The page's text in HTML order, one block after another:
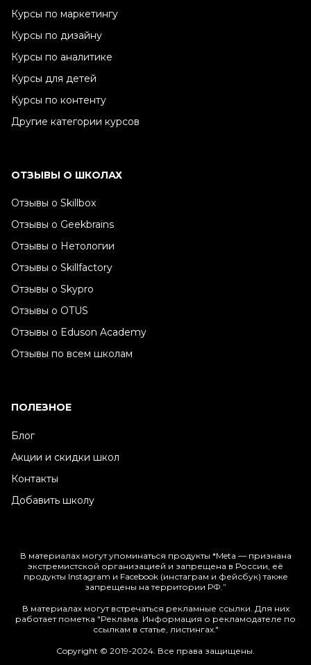
Курсы по маркетингу
Курсы по дизайну
Курсы по аналитике
Курсы для детей
Курсы по контенту
Другие категории курсов
ОТЗЫВЫ О ШКОЛАХ
Отзывы о Skillbox
Отзывы о Geekbrains
Отзывы о Нетологии
Отзывы о Skillfactory
Отзывы о Skypro
Отзывы о OTUS
Отзывы о Eduson Academy
Отзывы по всем школам
ПОЛЕЗНОЕ
Блог
Акции и скидки школ
Контакты
Добавить школу
В материалах могут упоминаться продукты *Meta — признана
экстремистской организацией и запрещена в России, её
продукты Instagram и Facebook (инстаграм и фейсбук) также
запрещены на территории РФ.”
В материалах могут встречаться рекламные ссылки. Для них
работает пометка "Реклама. Информация о рекламодателе по
ссылкам в статье, листингах."
Copyright © 2019-2024. Все права защищены.